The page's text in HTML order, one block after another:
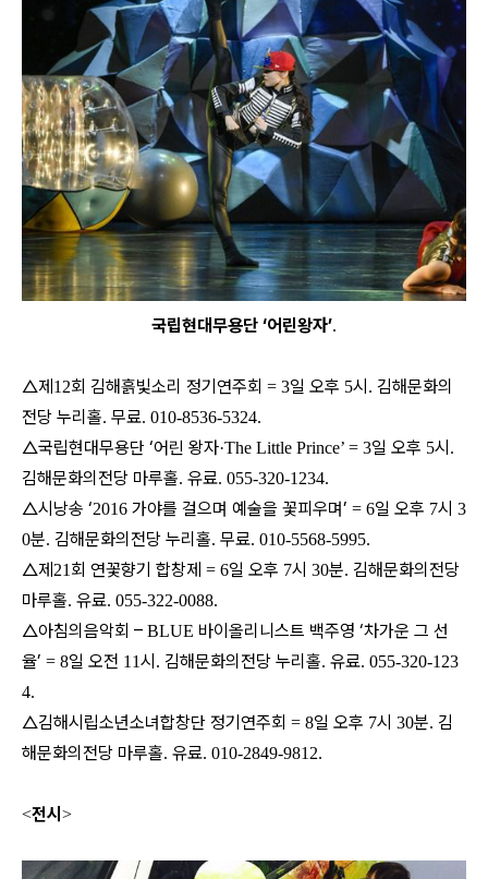
국립현대무용단 ‘어린왕자’.
△제12회 김해흙빛소리 정기연주회 = 3일 오후 5시 . 김해문화의
전당 누리홀. 무료. 010-8536-5324.
△국립현대무용단 ‘어린 왕자·The Little Prince’ = 3일 오후 5시 .
김해문화의전당 마루홀. 유료. 055-320-1234.
△시낭송 ‘2016 가야를 걸으며 예술을 꽃피우며’ = 6일 오후 7시 3
0분. 김해문화의전당 누리홀. 무료. 010-5568-5995.
△제21 회 연꽃향기 합창제 = 6일 오후 7시 30분. 김해문화의전당
마루홀. 유료. 055-322-0088.
△아침의음악회 – BLUE 바이올리니스트 백주영 ‘차가운 그 선
율’ = 8일 오전 11시 . 김해문화의전당 누리홀. 유료. 055-320-123
4.
△김해시립소년소녀합창단 정기연주회 = 8일 오후 7시 30분. 김
해문화의전당 마루홀. 유료. 010-2849-9812.
<전시 >